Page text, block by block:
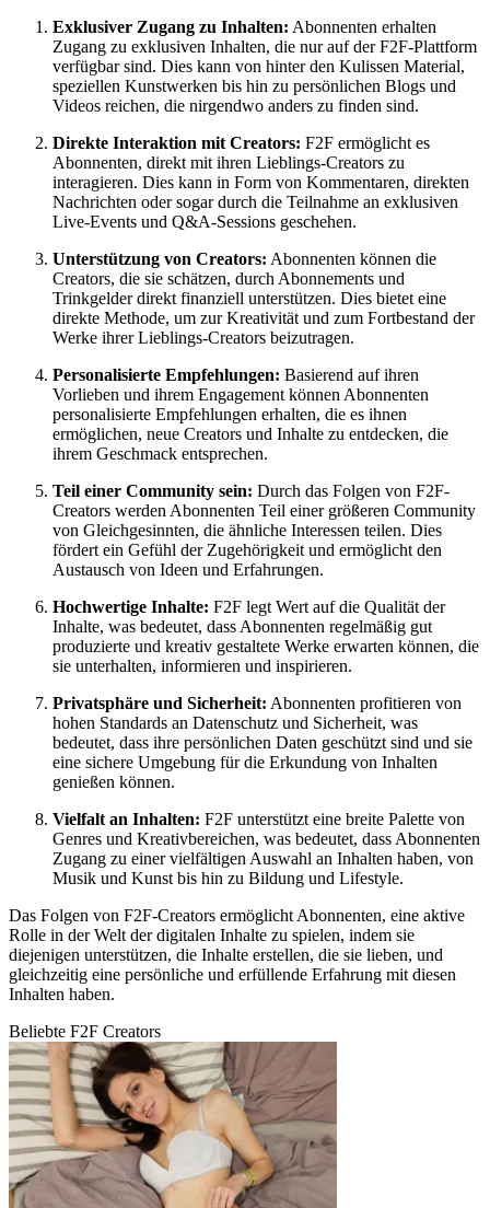
Exklusiver Zugang zu Inhalten: Abonnenten erhalten
Zugang zu exklusiven Inhalten, die nur auf der F2F-Plattform
verfügbar sind. Dies kann von hinter den Kulissen Material,
speziellen Kunstwerken bis hin zu persönlichen Blogs und
Videos reichen, die nirgendwo anders zu finden sind.
Direkte Interaktion mit Creators: F2F ermöglicht es
Abonnenten, direkt mit ihren Lieblings-Creators zu
interagieren. Dies kann in Form von Kommentaren, direkten
Nachrichten oder sogar durch die Teilnahme an exklusiven
Live-Events und Q&A-Sessions geschehen.
Unterstützung von Creators: Abonnenten können die
Creators, die sie schätzen, durch Abonnements und
Trinkgelder direkt finanziell unterstützen. Dies bietet eine
direkte Methode, um zur Kreativität und zum Fortbestand der
Werke ihrer Lieblings-Creators beizutragen.
Personalisierte Empfehlungen: Basierend auf ihren
Vorlieben und ihrem Engagement können Abonnenten
personalisierte Empfehlungen erhalten, die es ihnen
ermöglichen, neue Creators und Inhalte zu entdecken, die
ihrem Geschmack entsprechen.
Teil einer Community sein: Durch das Folgen von F2F-
Creators werden Abonnenten Teil einer größeren Community
von Gleichgesinnten, die ähnliche Interessen teilen. Dies
fördert ein Gefühl der Zugehörigkeit und ermöglicht den
Austausch von Ideen und Erfahrungen.
Hochwertige Inhalte: F2F legt Wert auf die Qualität der
Inhalte, was bedeutet, dass Abonnenten regelmäßig gut
produzierte und kreativ gestaltete Werke erwarten können, die
sie unterhalten, informieren und inspirieren.
Privatsphäre und Sicherheit: Abonnenten profitieren von
hohen Standards an Datenschutz und Sicherheit, was
bedeutet, dass ihre persönlichen Daten geschützt sind und sie
eine sichere Umgebung für die Erkundung von Inhalten
genießen können.
Vielfalt an Inhalten: F2F unterstützt eine breite Palette von
Genres und Kreativbereichen, was bedeutet, dass Abonnenten
Zugang zu einer vielfältigen Auswahl an Inhalten haben, von
Musik und Kunst bis hin zu Bildung und Lifestyle.
Das Folgen von F2F-Creators ermöglicht Abonnenten, eine aktive
Rolle in der Welt der digitalen Inhalte zu spielen, indem sie
diejenigen unterstützen, die Inhalte erstellen, die sie lieben, und
gleichzeitig eine persönliche und erfüllende Erfahrung mit diesen
Inhalten haben.
Beliebte F2F Creators